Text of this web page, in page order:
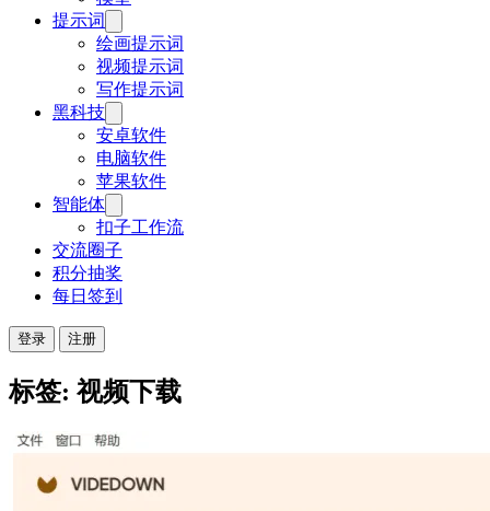
提示词
绘画提示词
视频提示词
写作提示词
黑科技
安卓软件
电脑软件
苹果软件
智能体
扣子工作流
交流圈子
积分抽奖
每日签到
登录 注册
标签: 视频下载